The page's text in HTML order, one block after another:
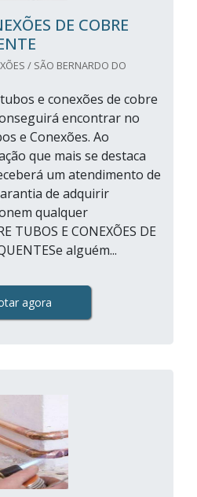
DE COBRE
/ SÃO BERNARDO DO
e conexões de cobre
encontrar no
e Conexões. Ao
que mais se destaca
um atendimento de
de adquirir
qualquer
TUBOS E CONEXÕES DE
alguém...
agora